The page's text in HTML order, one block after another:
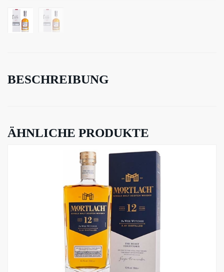
BESCHREIBUNG
ÄHNLICHE PRODUKTE